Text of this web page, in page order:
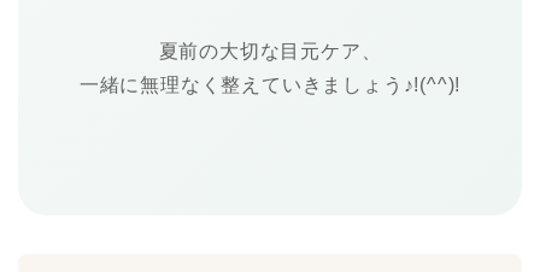
夏前の大切な目元ケア、
一緒に無理なく整えていきましょう♪!(^^)!